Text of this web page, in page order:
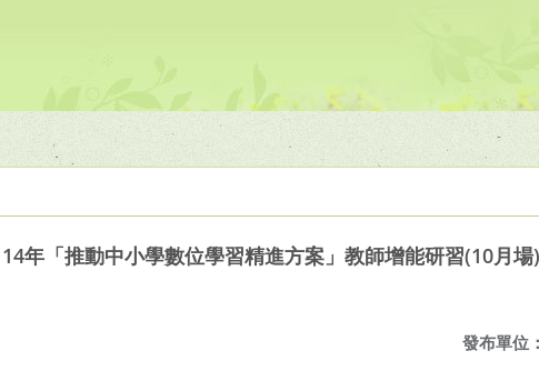
年「推動中小學數位學習精進方案」教師增能研習(10月
發布單位